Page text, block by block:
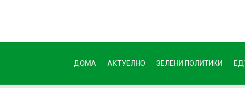
ДОМА АКТУЕЛНО ЗЕЛЕНИ ПОЛИТИКИ